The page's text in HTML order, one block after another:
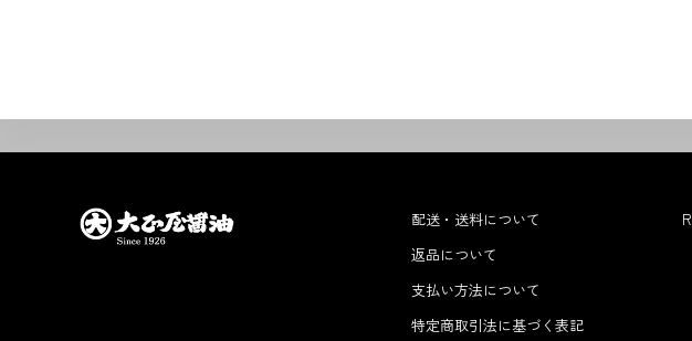
配送・送料について
返品について
支払い方法について
特定商取引法に基づく表記